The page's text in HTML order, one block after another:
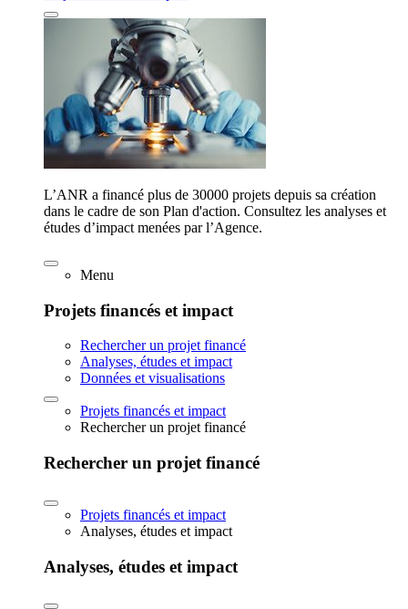
L’ANR a financé plus de 30000 projets depuis sa création
dans le cadre de son Plan d'action. Consultez les analyses et
études d’impact menées par l’Agence.
Menu
Projets financés et impact
Rechercher un projet financé
Analyses, études et impact
Données et visualisations
Projets financés et impact
Rechercher un projet financé
Rechercher un projet financé
Projets financés et impact
Analyses, études et impact
Analyses, études et impact